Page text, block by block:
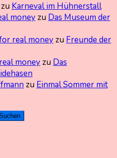
zu Karneval im Hühnerstall
moneyzu Das Museum der
real moneyzu Freunde der
moneyzu Das
zu Einmal Sommer mit